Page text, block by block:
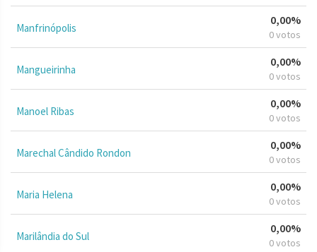
Manfrinópolis
0,00%
0 votos
Mangueirinha
0,00%
0 votos
Manoel Ribas
0,00%
0 votos
Marechal Cândido Rondon
0,00%
0 votos
Maria Helena
0,00%
0 votos
Marilândia do Sul
0,00%
0 votos